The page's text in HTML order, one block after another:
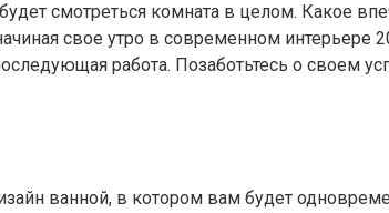
смотреться комната в целом. Какое
свое утро в современном
работа. Позаботьтесь о своем
ванной, в котором вам будет